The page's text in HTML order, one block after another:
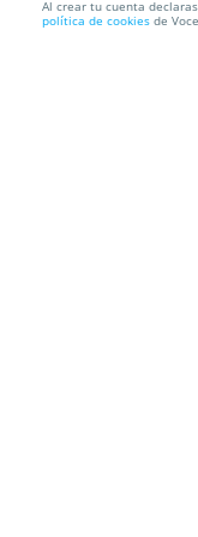
Entradas Festival
Al crear tu cuenta
política de cookies de